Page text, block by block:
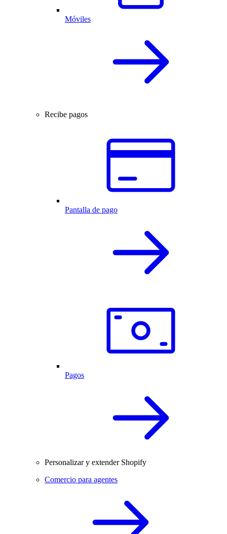
Móviles
Recibe pagos
Pantalla de pago
Pagos
Personalizar y extender Shopify
Comercio para agentes